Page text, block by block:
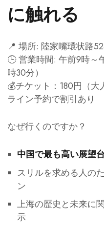
に触れる
📍 場所: 陸家嘴環状路
🕒 営業時間: 午前9時～
時30分）
💰チケット：180円（
ライン予約で割引あり
なぜ行くのですか？
中国で最も高い展望台
スリルを求める人の
ン
上海の歴史と未来に
示